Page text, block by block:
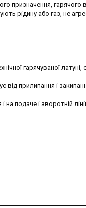
призначення, гарячого
рідину або газ, не
гарячуваної латуні,
прилипання і
подаче і зворотній